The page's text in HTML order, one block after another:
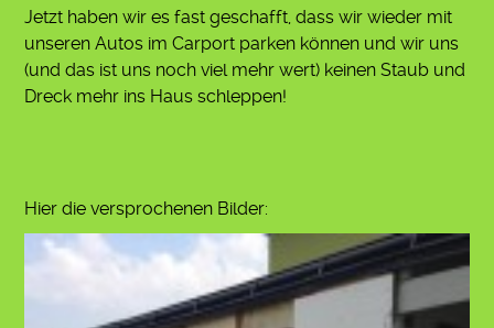
Jetzt haben wir es fast geschafft, dass wir wieder mit
unseren Autos im Carport parken können und wir uns
(und das ist uns noch viel mehr wert) keinen Staub und
Dreck mehr ins Haus schleppen!
Hier die versprochenen Bilder: